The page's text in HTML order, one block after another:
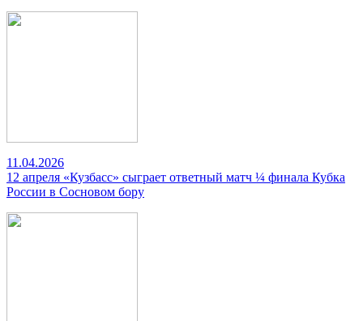
11.04.2026
12 апреля «Кузбасс» сыграет ответный матч ¼ финала Кубка
России в Сосновом бору